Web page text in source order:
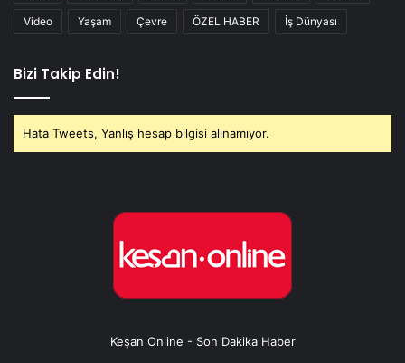
Video Yaşam Çevre ÖZEL HABER İş Dünyası
Bizi Takip Edin!
Hata Tweets, Yanlış hesap bilgisi alınamıyor.
Keşan Online - Son Dakika Haber